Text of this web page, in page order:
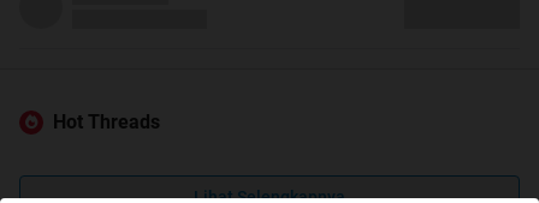
Hot Threads
Lihat Selengkapnya